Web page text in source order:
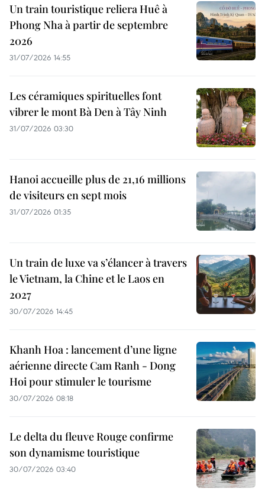
Un train touristique reliera Huê à
Phong Nha à partir de septembre
2026
31/07/2026 14:55
Les céramiques spirituelles font
vibrer le mont Bà Den à Tây Ninh
31/07/2026 03:30
Hanoi accueille plus de 21,16 millions
de visiteurs en sept mois ​
31/07/2026 01:35
Un train de luxe va s’élancer à travers
le Vietnam, la Chine et le Laos en
2027
30/07/2026 14:45
Khanh Hoa : lancement d’une ligne
aérienne directe Cam Ranh - Dong
Hoi pour stimuler le tourisme
30/07/2026 08:18
Le delta du fleuve Rouge confirme
son dynamisme touristique
30/07/2026 03:40